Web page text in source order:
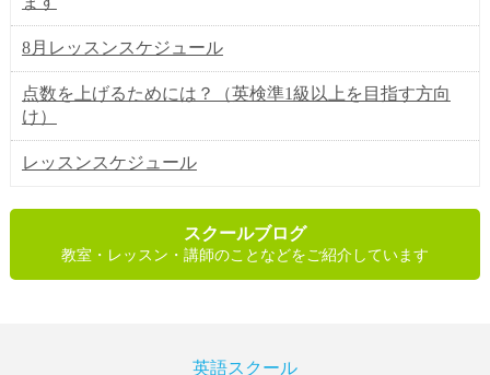
8月レッスンスケジュール
点数を上げるためには？（英検準1級以上を目指す方向
け）
レッスンスケジュール
スクールブログ
教室・レッスン・講師のことなどをご紹介しています
英語スクール